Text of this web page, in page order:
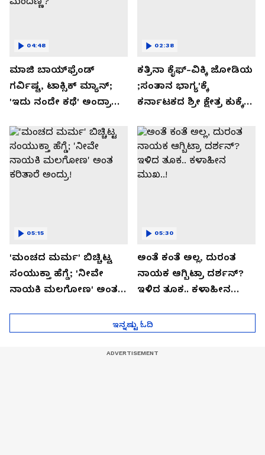
ಮಾಜಿ ಬಾಯ್‌ಫ್ರೆಂಡ್
ಗರ್ವಿಷ್ಟ, ಟಾಕ್ಸಿಕ್ ಮ್ಯಾನ್;
'ಇದು ನಂದೇ ಕಥೆ' ಅಂದ್ರಾ
ಮಂದಣ್ಣ?
04:48
ಕತ್ರಿನಾ ಕೈಫ್-ವಿಕ್ಕಿ ಜೋಡಿಯ
;ಸಂತಾನ ಭಾಗ್ಯ'ಕ್ಕೆ
ಕರ್ನಾಟಕದ ಶ್ರೀ ಕ್ಷೇತ್ರ ಕುಕ್ಕೆ
02:38
'ಮಂಚದ ಮರ್ಮ' ಬಿಚ್ಚಿಟ್ಟ
ಸಂಯುಕ್ತಾ ಹೆಗ್ಡೆ; 'ನೀವೇ
ನಾಯಕಿ ಮಲಗೋಣ' ಅಂತ
05:15
ಅಂತೆ ಕಂತೆ ಅಲ್ಲ, ದುರಂತ
ನಾಯಕ ಆಗ್ಬಿಟ್ರಾ ದರ್ಶನ್?
ಇಳಿದ ತೂಕ.. ಕಳಾಹೀನ
05:30
ಇನ್ನಷ್ಟು ಓದಿ